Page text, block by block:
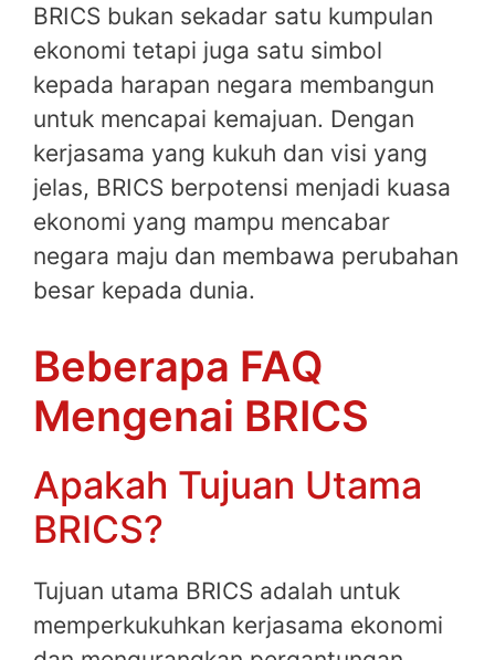
BRICS bukan sekadar satu kumpulan
ekonomi tetapi juga satu simbol
kepada harapan negara membangun
untuk mencapai kemajuan. Dengan
kerjasama yang kukuh dan visi yang
jelas, BRICS berpotensi menjadi kuasa
ekonomi yang mampu mencabar
negara maju dan membawa perubahan
besar kepada dunia.
Beberapa FAQ
Mengenai BRICS
Apakah Tujuan Utama
BRICS?
Tujuan utama BRICS adalah untuk
memperkukuhkan kerjasama ekonomi